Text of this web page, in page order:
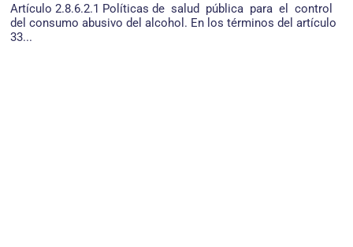
Artículo 2.8.6.2.1 Políticas de salud pública para el control
del consumo abusivo del alcohol. En los términos del artículo
33...